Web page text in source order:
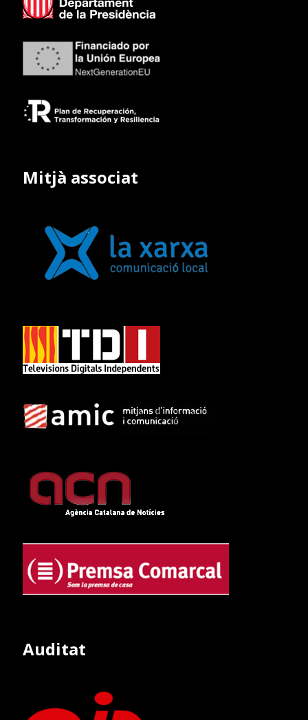
Mitjà associat
Auditat